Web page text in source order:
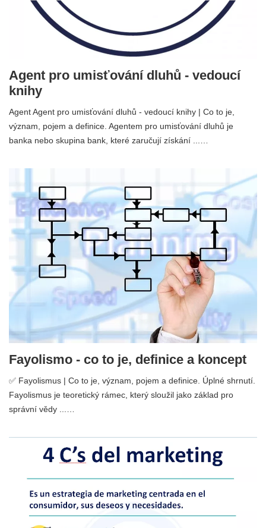
Agent pro umisťování dluhů - vedoucí
knihy
Agent Agent pro umisťování dluhů - vedoucí knihy | Co to je,
význam, pojem a definice. Agentem pro umisťování dluhů je
banka nebo skupina bank, které zaručují získání ...…
Fayolismo - co to je, definice a koncept
✅ Fayolismus | Co to je, význam, pojem a definice. Úplné shrnutí.
Fayolismus je teoretický rámec, který sloužil jako základ pro
správní vědy ...…